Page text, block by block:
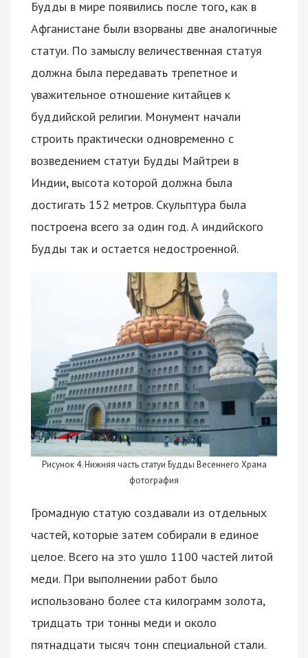
Будды в мире появились после того, как в
Афганистане были взорваны две аналогичные
статуи. По замыслу величественная статуя
должна была передавать трепетное и
уважительное отношение китайцев к
буддийской религии. Монумент начали
строить практически одновременно с
возведением статуи Будды Майтреи в
Индии, высота которой должна была
достигать 152 метров. Скульптура была
построена всего за один год. А индийского
Будды так и остается недостроенной.
Рисунок 4. Нижняя часть статуи Будды Весеннего Храма
фотография
Громадную статую создавали из отдельных
частей, которые затем собирали в единое
целое. Всего на это ушло 1100 частей литой
меди. При выполнении работ было
использовано более ста килограмм золота,
тридцать три тонны меди и около
пятнадцати тысяч тонн специальной стали.